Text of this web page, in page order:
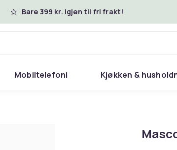
Bare 399 kr. igjen til fri frakt!
Mobiltelefoni Kjøkken &